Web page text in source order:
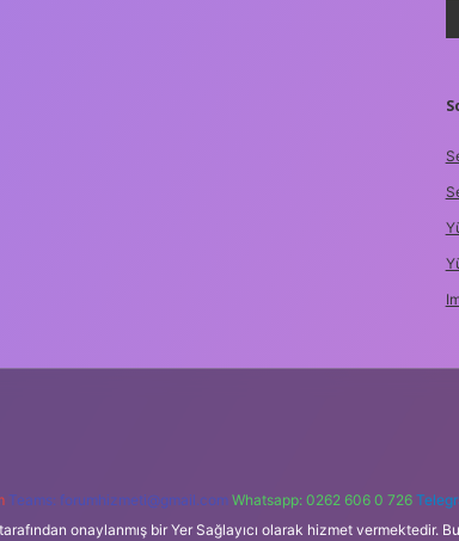
Teams: forumhizmeti@gmail.com Whatsapp: 0262 606 0 726
onaylanmış bir Yer Sağlayıcı olarak hizmet